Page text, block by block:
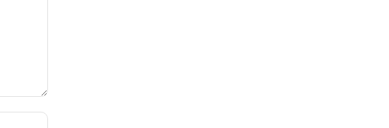
Site: